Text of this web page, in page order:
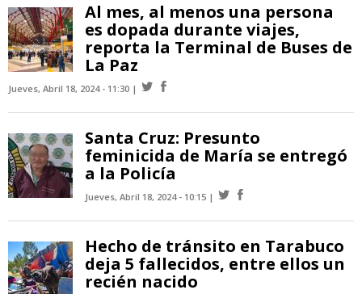
Al mes, al menos una persona
es dopada durante viajes,
reporta la Terminal de Buses de
La Paz
Jueves, Abril 18, 2024 - 11:30
Santa Cruz: Presunto
feminicida de María se entregó
a la Policía
Jueves, Abril 18, 2024 - 10:15
Hecho de tránsito en Tarabuco
deja 5 fallecidos, entre ellos un
recién nacido